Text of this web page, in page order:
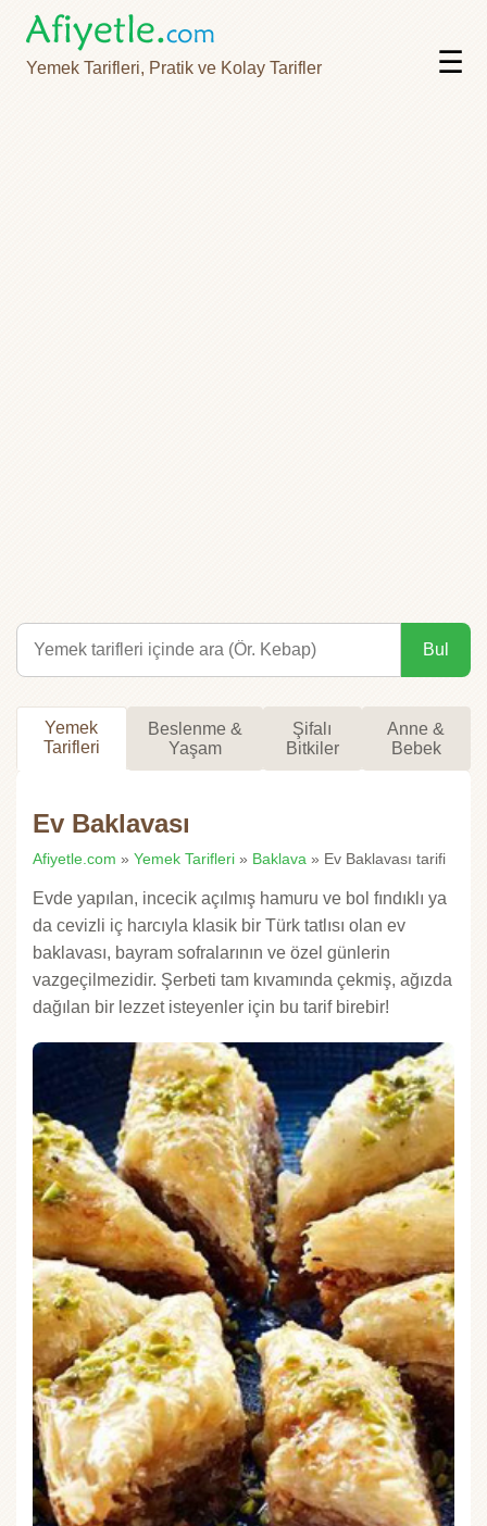
Yemek Tarifleri, Pratik ve Kolay Tarifler ☰
Bul
Yemek
Tarifleri
Beslenme &
Yaşam
Şifalı
Bitkiler
Anne &
Bebek
Ev Baklavası
Afiyetle.com » Yemek Tarifleri » Baklava » Ev Baklavası tarifi
Evde yapılan, incecik açılmış hamuru ve bol fındıklı ya
da cevizli iç harcıyla klasik bir Türk tatlısı olan ev
baklavası, bayram sofralarının ve özel günlerin
vazgeçilmezidir. Şerbeti tam kıvamında çekmiş, ağızda
dağılan bir lezzet isteyenler için bu tarif birebir!